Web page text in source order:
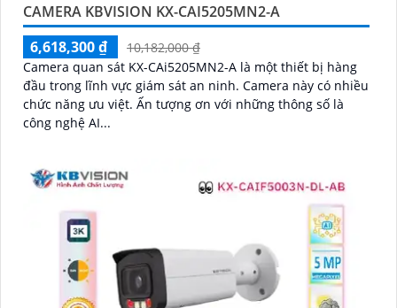
CAMERA KBVISION KX-CAI5205MN2-A
6,618,300 ₫
10,182,000 ₫
Camera quan sát KX-CAi5205MN2-A là một thiết bị hàng
đầu trong lĩnh vực giám sát an ninh. Camera này có nhiều
chức năng ưu việt. Ấn tượng ơn với những thông số là
công nghệ AI...